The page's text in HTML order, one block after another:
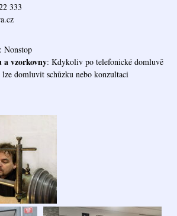
333
: Nonstop
a vzorkovny: Kdykoliv po telefonické domluvě
domluvit schůzku nebo konzultaci